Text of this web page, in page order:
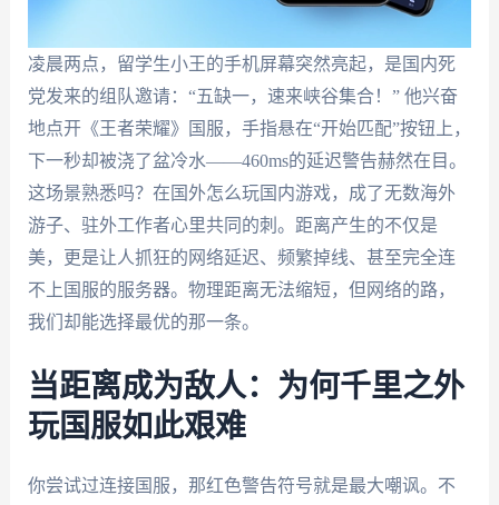
凌晨两点，留学生小王的手机屏幕突然亮起，是国内死
党发来的组队邀请：“五缺一，速来峡谷集合！” 他兴奋
地点开《王者荣耀》国服，手指悬在“开始匹配”按钮上，
下一秒却被浇了盆冷水——460ms的延迟警告赫然在目。
这场景熟悉吗？在国外怎么玩国内游戏，成了无数海外
游子、驻外工作者心里共同的刺。距离产生的不仅是
美，更是让人抓狂的网络延迟、频繁掉线、甚至完全连
不上国服的服务器。物理距离无法缩短，但网络的路，
我们却能选择最优的那一条。
当距离成为敌人：为何千里之外
玩国服如此艰难
你尝试过连接国服，那红色警告符号就是最大嘲讽。不